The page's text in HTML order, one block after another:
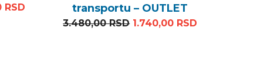
cena je bila: 4.200,00 RSD.
RSDTrenutna cena je: 1.500,00 RSD.
transportu – OUTLET
3.480,00RSD Originalna cena je bila:
1.740,00 RSD